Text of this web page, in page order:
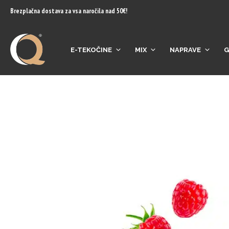
content
Brezplačna dostava za vsa naročila nad 50€!
E-TEKOČINE MIX NAPRAVE